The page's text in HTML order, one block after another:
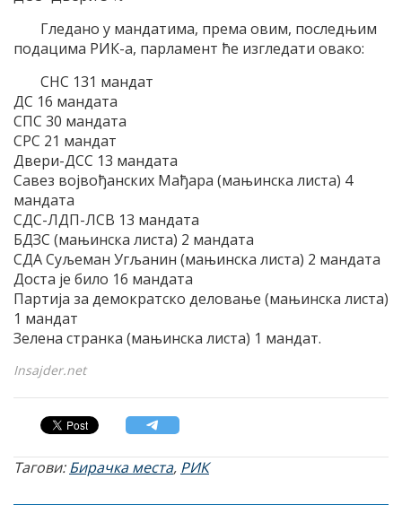
Гледано у мандатима, према овим, последњим
подацима РИК-а, парламент ће изгледати овако:
СНС 131 мандат
ДС 16 мандата
СПС 30 мандата
СРС 21 мандат
Двери-ДСС 13 мандата
Савез војвођанских Мађара (мањинска листа) 4
мандата
СДС-ЛДП-ЛСВ 13 мандата
БДЗС (мањинска листа) 2 мандата
СДА Суљеман Угљанин (мањинска листа) 2 мандата
Доста је било 16 мандата
Партија за демократско деловање (мањинска листа)
1 мандат
Зелена странка (мањинска листа) 1 мандат.
Insajder.net
Тагови:Бирачка места, РИК